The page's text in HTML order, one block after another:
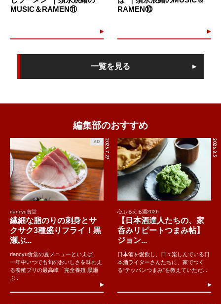
MUSIC＆RAMEN⑪
RAMEN⑩
一覧を見る
編集部のおすすめ
2026.7.27
AD
dancyu食堂
繊細な脂のりの刺身とサ
クサク3種盛りフライ！黒
瀬ぶ...
dancyu食堂の夏メニューといえば、
一年中いつでも旬のおいしさを味わえ
る養殖ブリの最高峰「完全養殖 黒瀬
ぶ..
2026.8.5
心ふるえる酒2026
【日本酒達人たちの、家
呑みリピートつまみ帖】
ジョン...
日本酒を愛飲し、日々楽しんでいる日
本酒ライターさんたちに、家でつく
る“テッパンつまみ”を教えていただ...